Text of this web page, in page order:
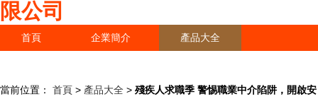
限公司
首頁 企業簡介 產品大全
當前位置： 首頁 > 產品大全 > 殘疾人求職季 警惕職業中介陷阱，開啟安